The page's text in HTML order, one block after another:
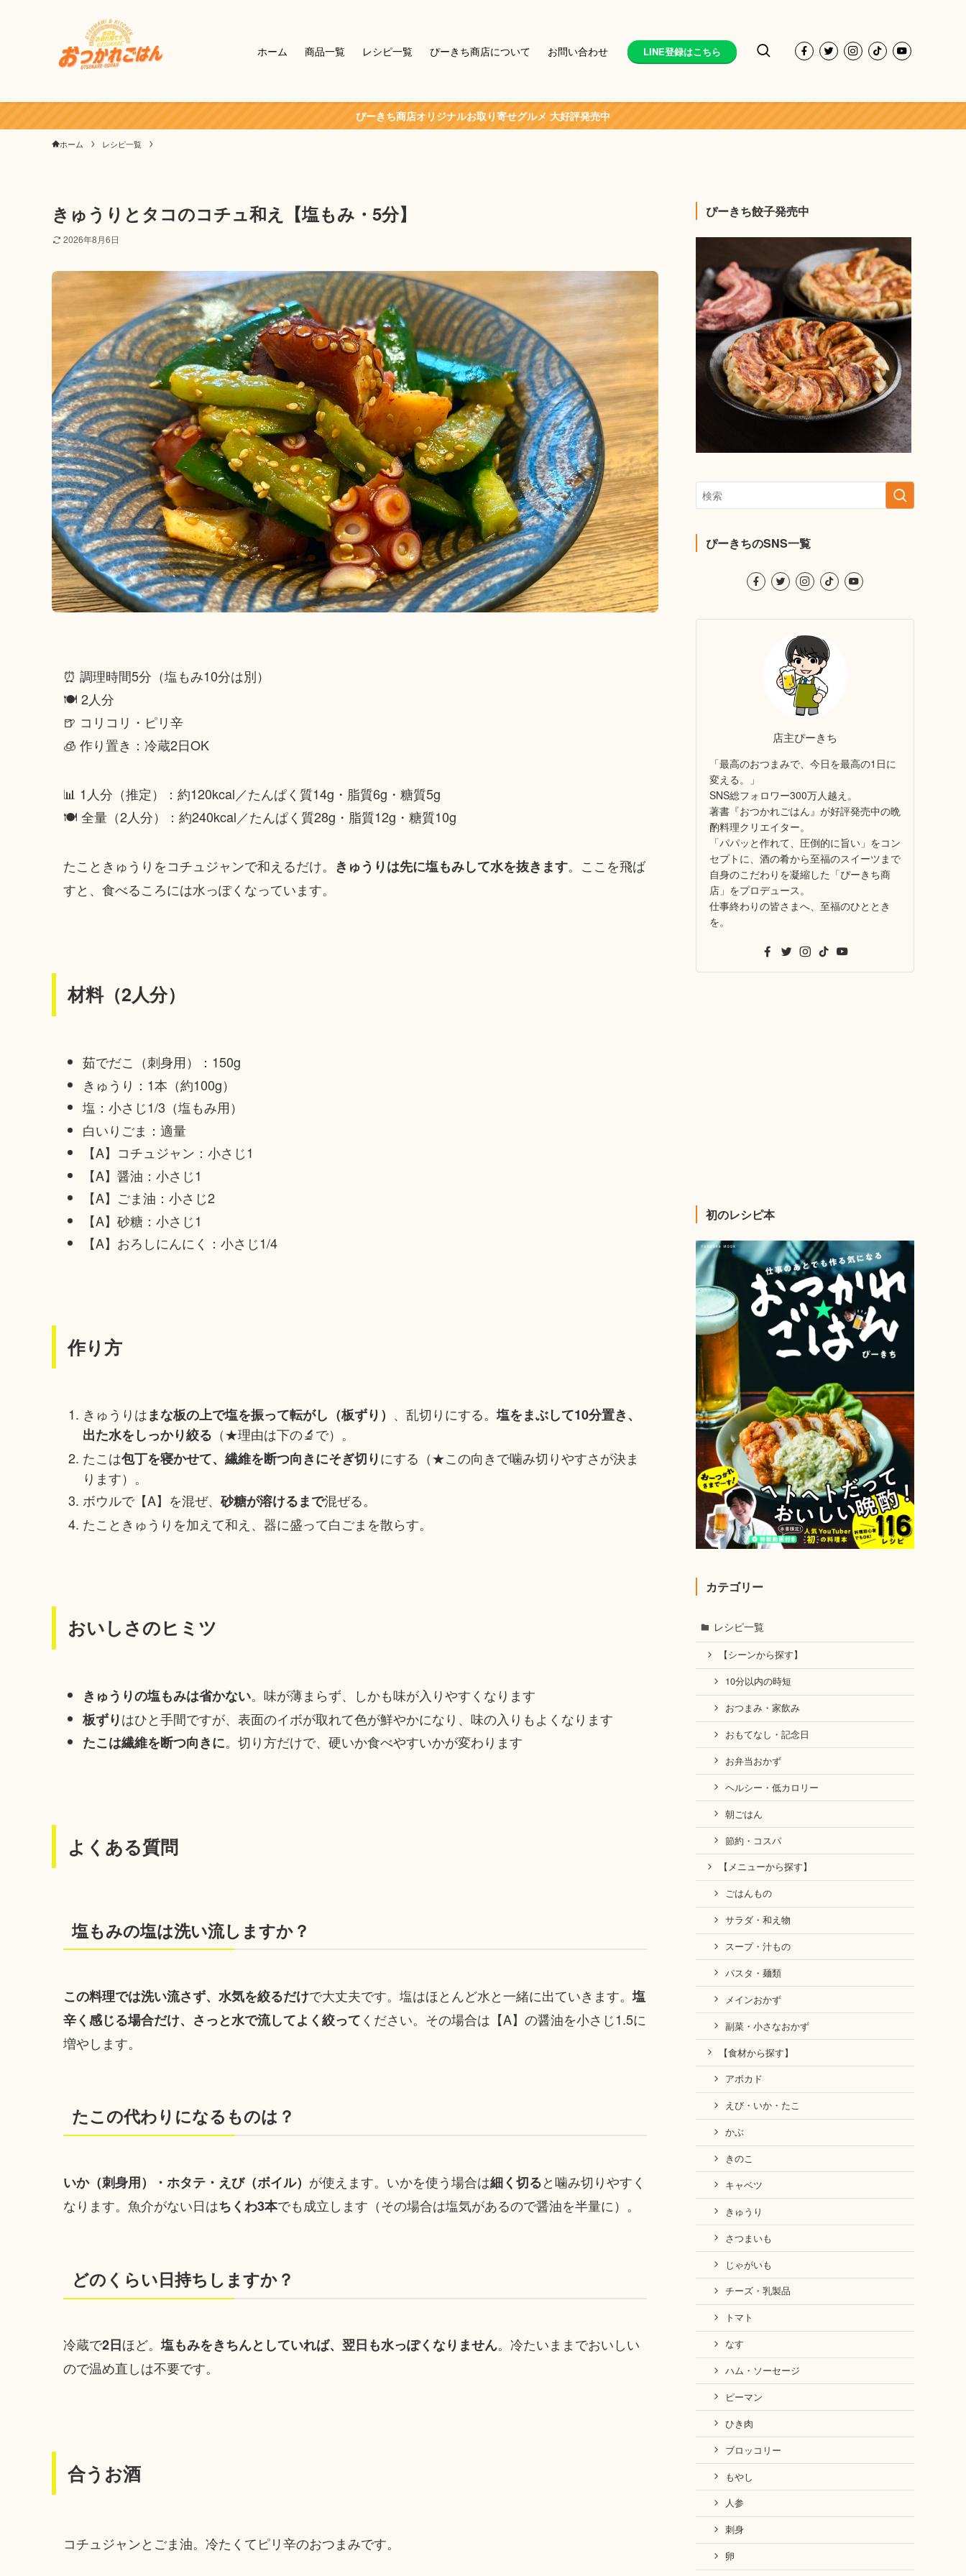
ホーム 商品一覧 レシピ一覧 ぴーきち商店について お問い合わせ LINE登録はこちら
ぴーきち商店オリジナルお取り寄せグルメ 大好評発売中
ホーム レシピ一覧
きゅうりとタコのコチュ和え【塩もみ・5分】
2026年8月6日
⏰ 調理時間5分（塩もみ10分は別）
🍽 2人分
🍺 コリコリ・ピリ辛
🧊 作り置き：冷蔵2日OK
📊 1人分（推定）：約120kcal／たんぱく質14g・脂質6g・糖質5g
🍽 全量（2人分）：約240kcal／たんぱく質28g・脂質12g・糖質10g
たこときゅうりをコチュジャンで和えるだけ。 きゅうりは先に塩もみして水を抜きます。ここを飛ば
すと、食べるころには水っぽくなっています。
材料（2人分）
茹でだこ（刺身用）：150g
きゅうり：1本（約100g）
塩：小さじ1/3（塩もみ用）
白いりごま：適量
【A】コチュジャン：小さじ1
【A】醤油：小さじ1
【A】ごま油：小さじ2
【A】砂糖：小さじ1
【A】おろしにんにく：小さじ1/4
作り方
きゅうりはまな板の上で塩を振って転がし（板ずり） 、乱切りにする。塩をまぶして10分置き、
出た水をしっかり絞る （★理由は下の🔬で）。
たこは包丁を寝かせて、繊維を断つ向きにそぎ切りにする（★この向きで噛み切りやすさが決ま
ります）。
ボウルで【A】を混ぜ、砂糖が溶けるまで混ぜる。
たこときゅうりを加えて和え、器に盛って白ごまを散らす。
おいしさのヒミツ
きゅうりの塩もみは省かない。味が薄まらず、しかも味が入りやすくなります
板ずりはひと手間ですが、表面のイボが取れて色が鮮やかになり、味の入りもよくなります
たこは繊維を断つ向きに。切り方だけで、硬いか食べやすいかが変わります
よくある質問
塩もみの塩は洗い流しますか？
この料理では洗い流さず、水気を絞るだけで大丈夫です。塩はほとんど水と一緒に出ていきます。塩
辛く感じる場合だけ、さっと水で流してよく絞ってください。その場合は【A】の醤油を小さじ1.5に
増やします。
たこの代わりになるものは？
いか（刺身用）・ホタテ・えび（ボイル） が使えます。いかを使う場合は細く切ると噛み切りやすく
なります。魚介がない日はちくわ3本でも成立します（その場合は塩気があるので醤油を半量に）。
どのくらい日持ちしますか？
冷蔵で2日ほど。塩もみをきちんとしていれば、翌日も水っぽくなりません。冷たいままでおいしい
ので温め直しは不要です。
合うお酒
コチュジャンとごま油。冷たくてピリ辛のおつまみです。
ぴーきち餃子発売中
ぴーきちのSNS一覧
店主ぴーきち
「最高のおつまみで、今日を最高の1日に
変える。」
SNS総フォロワー300万人越え。
著書『おつかれごはん』が好評発売中の晩
酌料理クリエイター。
「パパッと作れて、圧倒的に旨い」をコン
セプトに、酒の肴から至福のスイーツまで
自身のこだわりを凝縮した「ぴーきち商
店」をプロデュース。
仕事終わりの皆さまへ、至福のひととき
を。
初のレシピ本
カテゴリー
レシピ一覧
【シーンから探す】
10分以内の時短
おつまみ・家飲み
おもてなし・記念日
お弁当おかず
ヘルシー・低カロリー
朝ごはん
節約・コスパ
【メニューから探す】
ごはんもの
サラダ・和え物
スープ・汁もの
パスタ・麺類
メインおかず
副菜・小さなおかず
【食材から探す】
アボカド
えび・いか・たこ
かぶ
きのこ
キャベツ
きゅうり
さつまいも
じゃがいも
チーズ・乳製品
トマト
なす
ハム・ソーセージ
ピーマン
ひき肉
ブロッコリー
もやし
人参
刺身
卵